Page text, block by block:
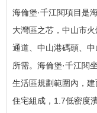
海倫堡·千江閱項目是
大灣區之芯，中山市
通道、中山港碼頭、
所需。 海倫堡·千江閱
生活區規劃範圍內，
住宅組成，1.7低密度